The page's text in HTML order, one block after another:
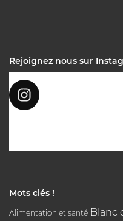
Rejoignez nous sur
Mots clés !
Alimentation et santé Blanc